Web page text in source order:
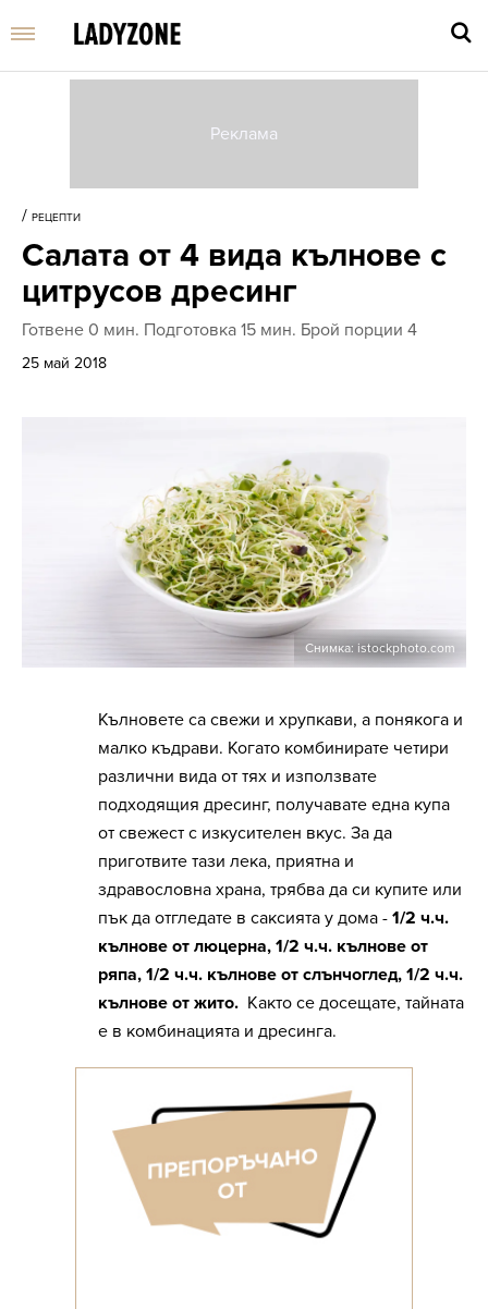
и
/ РЕЦЕПТИ
Салата от 4 вида кълнове с
цитрусов дресинг
Готвене 0 мин. Подготовка 15 мин. Брой порции 4
25 май 2018
Снимка: istockphoto.com
Кълновете са свежи и хрупкави, а понякога и
малко къдрави. Когато комбинирате четири
различни вида от тях и използвате
подходящия дресинг, получавате една купа
от свежест с изкусителен вкус. За да
приготвите тази лека, приятна и
здравословна храна, трябва да си купите или
пък да отгледате в саксията у дома - 1/2 ч.ч.
кълнове от люцерна, 1/2 ч.ч. кълнове от
ряпа, 1/2 ч.ч. кълнове от слънчоглед, 1/2 ч.ч.
кълнове от жито. Както се досещате, тайната
е в комбинацията и дресинга.